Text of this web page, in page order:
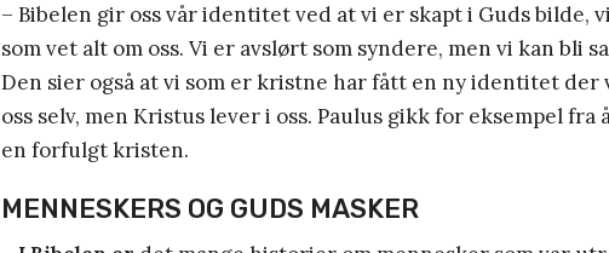
– Bibelen gir oss vår identitet ved at vi er skapt i Guds bilde,
som vet alt om oss. Vi er avslørt som syndere, men vi kan bli
Den sier også at vi som er kristne har fått en ny identitet
oss selv, men Kristus lever i oss. Paulus gikk for eksempel
en forfulgt kristen.
MENNESKERS OG GUDS MASKER